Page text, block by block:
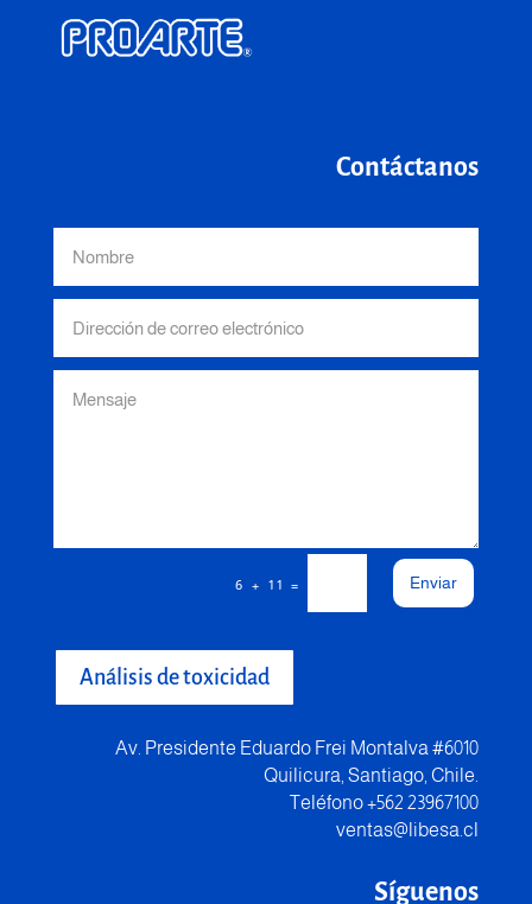
Contáctanos
6 + 11 = Enviar
Análisis de toxicidad
Av. Presidente Eduardo Frei Montalva #6010
Quilicura, Santiago, Chile.
Teléfono +562 23967100
ventas@libesa.cl
Síguenos